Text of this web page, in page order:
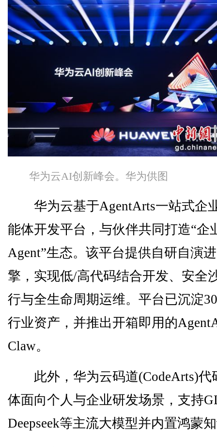
华为云AI创新峰会。华为供图
华为云基于AgentArts一站式企
能体开发平台，与伙伴共同打造“企
Agent”生态。该平台提供自研自演
擎，实现低/高代码结合开发、安全
行与全生命周期运维。平台已沉淀
行业资产，并推出开箱即用的
Claw。
此外，华为云码道(CodeArts)代
体面向个人与企业研发场景，支持
Deepseek等主流大模型并内置鸿蒙